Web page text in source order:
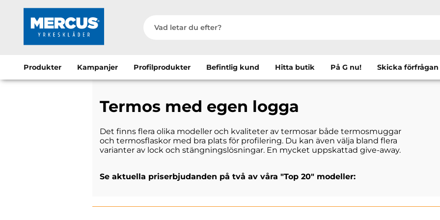
Produkter Kampanjer Profilprodukter Befintlig kund Hitta butik På G nu! Skicka förfrågan
Termos med egen logga
Det finns flera olika modeller och kvaliteter av termosar både termosmuggar
och termosflaskor med bra plats för profilering. Du kan även välja bland flera
varianter av lock och stängningslösningar. En mycket uppskattad give-away.
Se aktuella priserbjudanden på två av våra "Top 20" modeller: